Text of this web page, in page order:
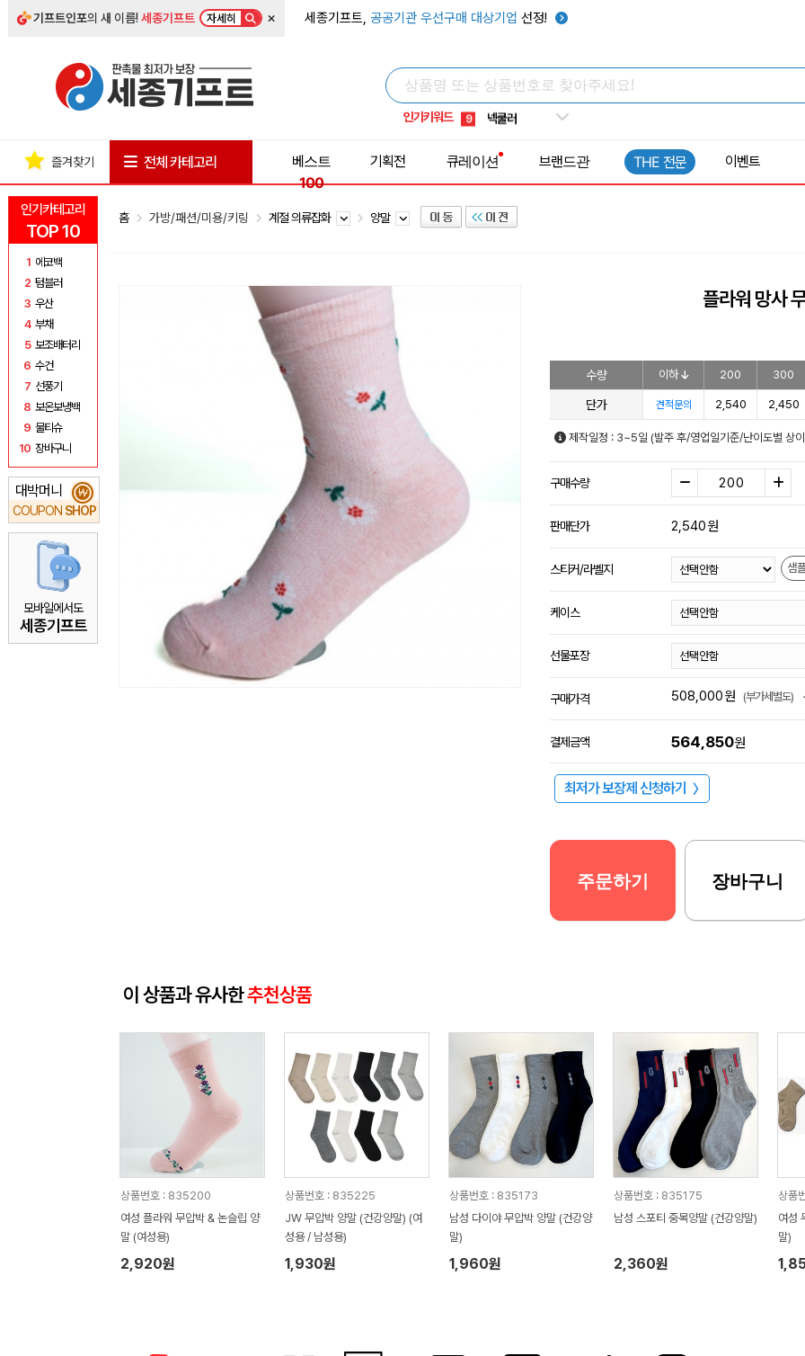
기프트인포의 새 이름!세종기프트 자세히 × 세종기프트, 공공기관 우선구매 대상기업 선정!
인기키워드
5 키캡
8 쿨토시
9 넥쿨러
1 선풍기
인기카테고리
TOP 10
1 에코백
2 텀블러
3 우산
4 부채
5 보조배터리
6 수건
7 선풍기
8 보온보냉백
9 물티슈
10 장바구니
대박머니
COUPON SHOP
₩
모바일에서도
세종기프트
즐겨찾기 전체 카테고리
베스트
100
기획전 큐레이션 브랜드관 THE 전문 이벤트
홈 가방/패션/미용/키링 계절 의류잡화 양말
플라워 망사
수량 이하 200 300
단가 견적문의 2,540 2,450
제작일정 : 3~5일 (발주 후/영업일기준/난이도별 상
구매수량
판매단가 2,540원
스티커/라벨지 샘
케이스
선물포장
구매가격 508,000원 (부가세별도)
결제금액 564,850원
최저가 보장제 신청하기 〉
주문하기 장바구니
이 상품과 유사한추천상품
상품번호 : 835200
여성 플라워 무압박 & 논슬립 양
말 (여성용)
2,920원
상품번호 : 835225
JW 무압박 양말 (건강양말) (여
성용 / 남성용)
1,930원
상품번호 : 835173
남성 다이야 무압박 양말 (건강양
말)
1,960원
상품번호 : 835175
남성 스포티 중목양말 (건강양말)
2,360원
상품
여성
말)